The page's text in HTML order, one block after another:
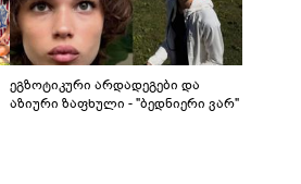
ეგზოტიკური არდადეგები და
აზიური ზაფხული - "ბედნიერი ვარ"